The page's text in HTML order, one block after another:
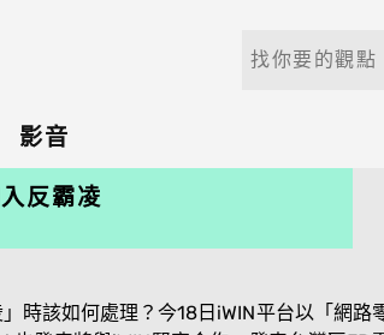
影音
反霸凌
時該如何處理？今18日iWIN平台以「網路